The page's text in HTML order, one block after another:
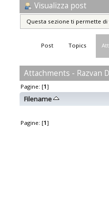
Visualizza post
Questa sezione ti permette
Post Topics
Attachments - Razvan
Pagine: [1]
Filename
Pagine: [1]